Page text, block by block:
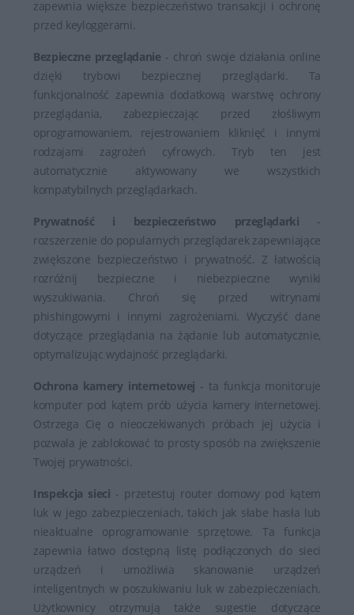
zapewnia większe bezpieczeństwo transakcji i ochronę
przed keyloggerami.
Bezpieczne przeglądanie - chroń swoje działania online
dzięki trybowi bezpiecznej przeglądarki. Ta
funkcjonalność zapewnia dodatkową warstwę ochrony
przeglądania, zabezpieczając przed złośliwym
oprogramowaniem, rejestrowaniem kliknięć i innymi
rodzajami zagrożeń cyfrowych. Tryb ten jest
automatycznie aktywowany we wszystkich
kompatybilnych przeglądarkach.
Prywatność i bezpieczeństwo przeglądarki -
rozszerzenie do popularnych przeglądarek zapewniające
zwiększone bezpieczeństwo i prywatność. Z łatwością
rozróżnij bezpieczne i niebezpieczne wyniki
wyszukiwania. Chroń się przed witrynami
phishingowymi i innymi zagrożeniami. Wyczyść dane
dotyczące przeglądania na żądanie lub automatycznie,
optymalizując wydajność przeglądarki.
Ochrona kamery internetowej - ta funkcja monitoruje
komputer pod kątem prób użycia kamery internetowej.
Ostrzega Cię o nieoczekiwanych próbach jej użycia i
pozwala je zablokować to prosty sposób na zwiększenie
Twojej prywatności.
Inspekcja sieci - przetestuj router domowy pod kątem
luk w jego zabezpieczeniach, takich jak słabe hasła lub
nieaktualne oprogramowanie sprzętowe. Ta funkcja
zapewnia łatwo dostępną listę podłączonych do sieci
urządzeń i umożliwia skanowanie urządzeń
inteligentnych w poszukiwaniu luk w zabezpieczeniach.
Użytkownicy otrzymują także sugestie dotyczące